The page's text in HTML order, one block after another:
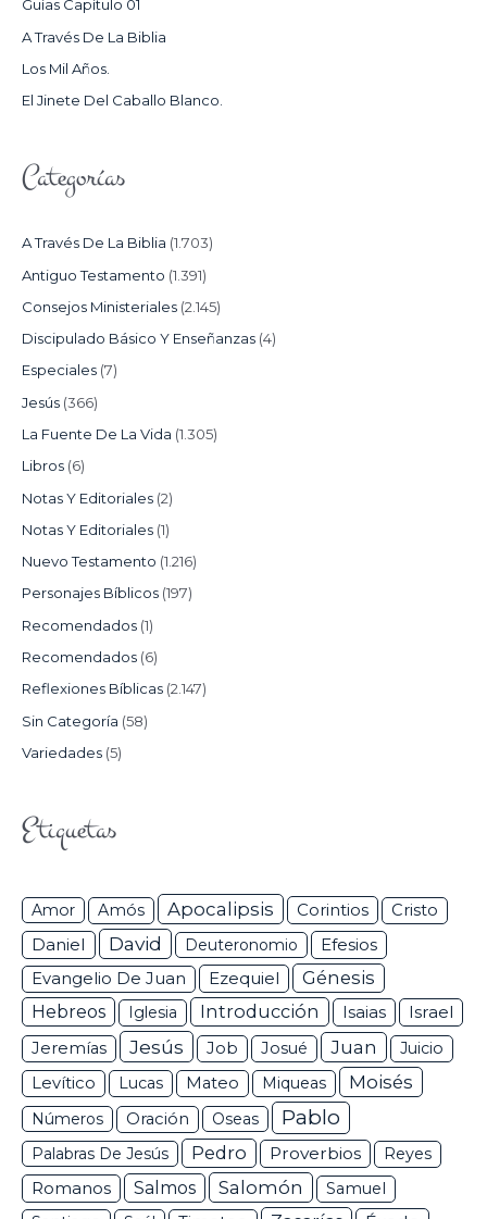
R
:
Guías Capítulo 01
A Través De La Biblia
Los Mil Años.
El Jinete Del Caballo Blanco.
Categorías
A Través De La Biblia (1.703)
Antiguo Testamento (1.391)
Consejos Ministeriales (2.145)
Discipulado Básico Y Enseñanzas (4)
Especiales (7)
Jesús (366)
La Fuente De La Vida (1.305)
Libros (6)
Notas Y Editoriales (2)
Notas Y Editoriales (1)
Nuevo Testamento (1.216)
Personajes Bíblicos (197)
Recomendados (1)
Recomendados (6)
Reflexiones Bíblicas (2.147)
Sin Categoría (58)
Variedades (5)
Etiquetas
Amor Amós Apocalipsis Corintios Cristo
Daniel David Deuteronomio Efesios
Evangelio De Juan Ezequiel
Génesis
Hebreos
Iglesia Introducción Isaias Israel
Jeremías Jesús Job Josué Juan
Juicio
Levítico
Lucas Mateo Miqueas Moisés
Números Oración Oseas Pablo
Palabras De Jesús Pedro Proverbios Reyes
Romanos Salmos Salomón
Samuel